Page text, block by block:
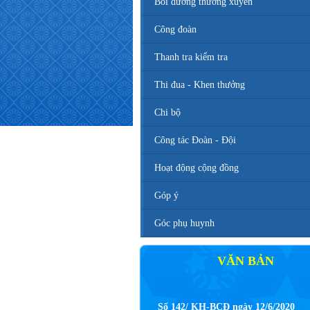
Công đoàn
Thanh tra kiểm tra
Thi đua - Khen thưởng
Chi bộ
Công tác Đoàn - Đội
Hoạt động cộng đồng
Góp ý
Góc phụ huynh
VĂN BẢN
Kế hoạch tuyển sinh vào các trường